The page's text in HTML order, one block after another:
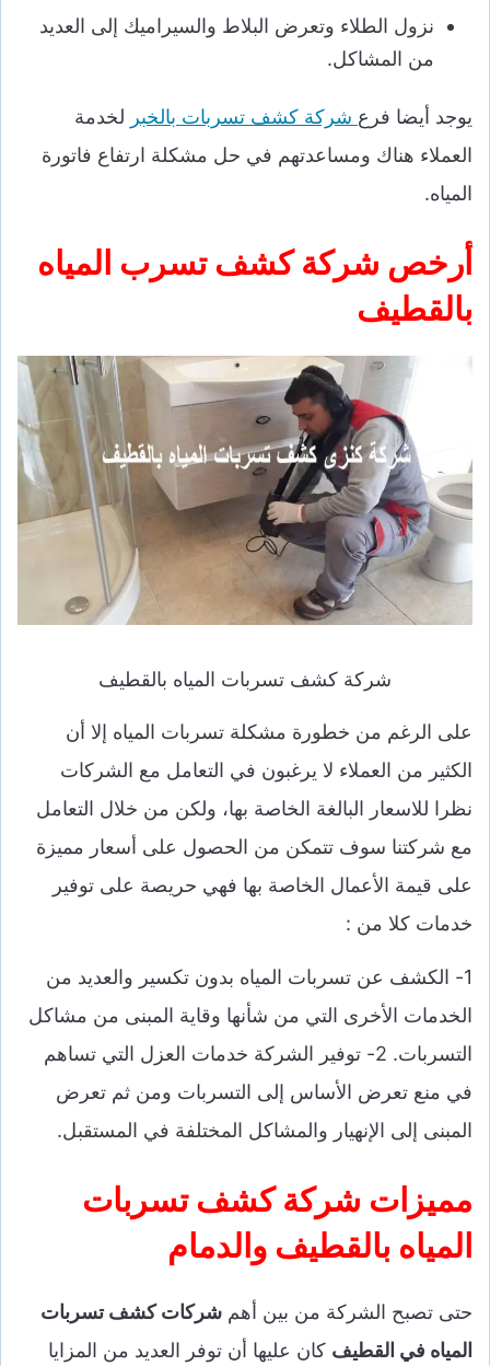
نزول الطلاء وتعرض البلاط والسيراميك إلى العديد
من المشاكل.
يوجد أيضا فرع شركة كشف تسربات بالخبر لخدمة
العملاء هناك ومساعدتهم في حل مشكلة ارتفاع فاتورة
المياه.
أرخص شركة كشف تسرب المياه
بالقطيف
شركة كشف تسربات المياه بالقطيف
على الرغم من خطورة مشكلة تسربات المياه إلا أن
الكثير من العملاء لا يرغبون في التعامل مع الشركات
نظرا للاسعار البالغة الخاصة بها، ولكن من خلال التعامل
مع شركتنا سوف تتمكن من الحصول على أسعار مميزة
على قيمة الأعمال الخاصة بها فهي حريصة على توفير
خدمات كلا من :
1- الكشف عن تسربات المياه بدون تكسير والعديد من
الخدمات الأخرى التي من شأنها وقاية المبنى من مشاكل
التسربات. 2- توفير الشركة خدمات العزل التي تساهم
في منع تعرض الأساس إلى التسربات ومن ثم تعرض
المبنى إلى الإنهيار والمشاكل المختلفة في المستقبل.
مميزات شركة كشف تسربات
المياه بالقطيف والدمام
حتى تصبح الشركة من بين أهم شركات كشف تسربات
المياه في القطيف كان عليها أن توفر العديد من المزايا